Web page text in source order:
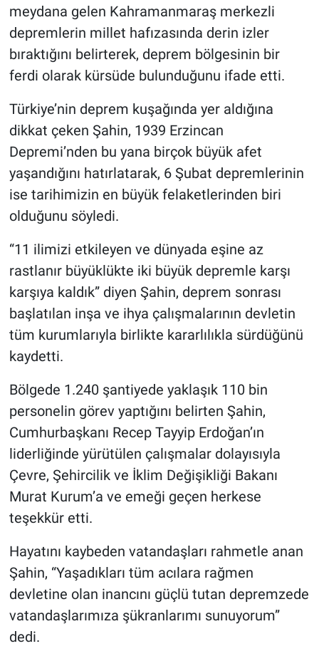
meydana gelen Kahramanmaraş merkezli
depremlerin millet hafızasında derin izler
bıraktığını belirterek, deprem bölgesinin bir
ferdi olarak kürsüde bulunduğunu ifade etti.
Türkiye’nin deprem kuşağında yer aldığına
dikkat çeken Şahin, 1939 Erzincan
Depremi’nden bu yana birçok büyük afet
yaşandığını hatırlatarak, 6 Şubat depremlerinin
ise tarihimizin en büyük felaketlerinden biri
olduğunu söyledi.
“11 ilimizi etkileyen ve dünyada eşine az
rastlanır büyüklükte iki büyük depremle karşı
karşıya kaldık” diyen Şahin, deprem sonrası
başlatılan inşa ve ihya çalışmalarının devletin
tüm kurumlarıyla birlikte kararlılıkla sürdüğünü
kaydetti.
Bölgede 1.240 şantiyede yaklaşık 110 bin
personelin görev yaptığını belirten Şahin,
Cumhurbaşkanı Recep Tayyip Erdoğan’ın
liderliğinde yürütülen çalışmalar dolayısıyla
Çevre, Şehircilik ve İklim Değişikliği Bakanı
Murat Kurum’a ve emeği geçen herkese
teşekkür etti.
Hayatını kaybeden vatandaşları rahmetle anan
Şahin, “Yaşadıkları tüm acılara rağmen
devletine olan inancını güçlü tutan depremzede
vatandaşlarımıza şükranlarımı sunuyorum”
dedi.